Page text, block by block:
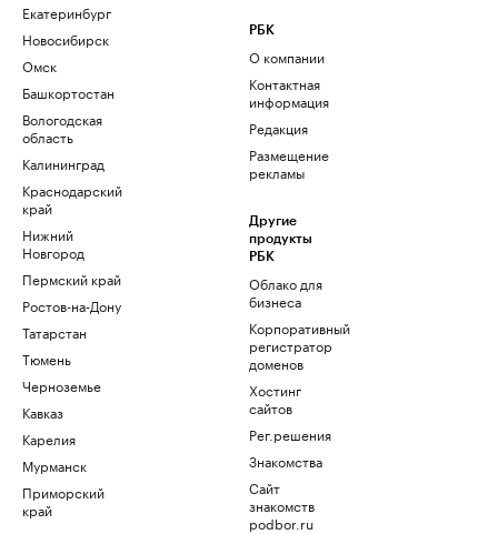
Екатеринбург
Новосибирск
Омск
Башкортостан
Вологодская
область
Калининград
Краснодарский
край
Нижний
Новгород
Пермский край
Ростов-на-Дону
Татарстан
Тюмень
Черноземье
Кавказ
Карелия
Мурманск
Приморский
край
РБК
О компании
Контактная
информация
Редакция
Размещение
рекламы
Другие
продукты
РБК
Облако для
бизнеса
Корпоративный
регистратор
доменов
Хостинг
сайтов
Рег.решения
Знакомства
Сайт
знакомств
podbor.ru